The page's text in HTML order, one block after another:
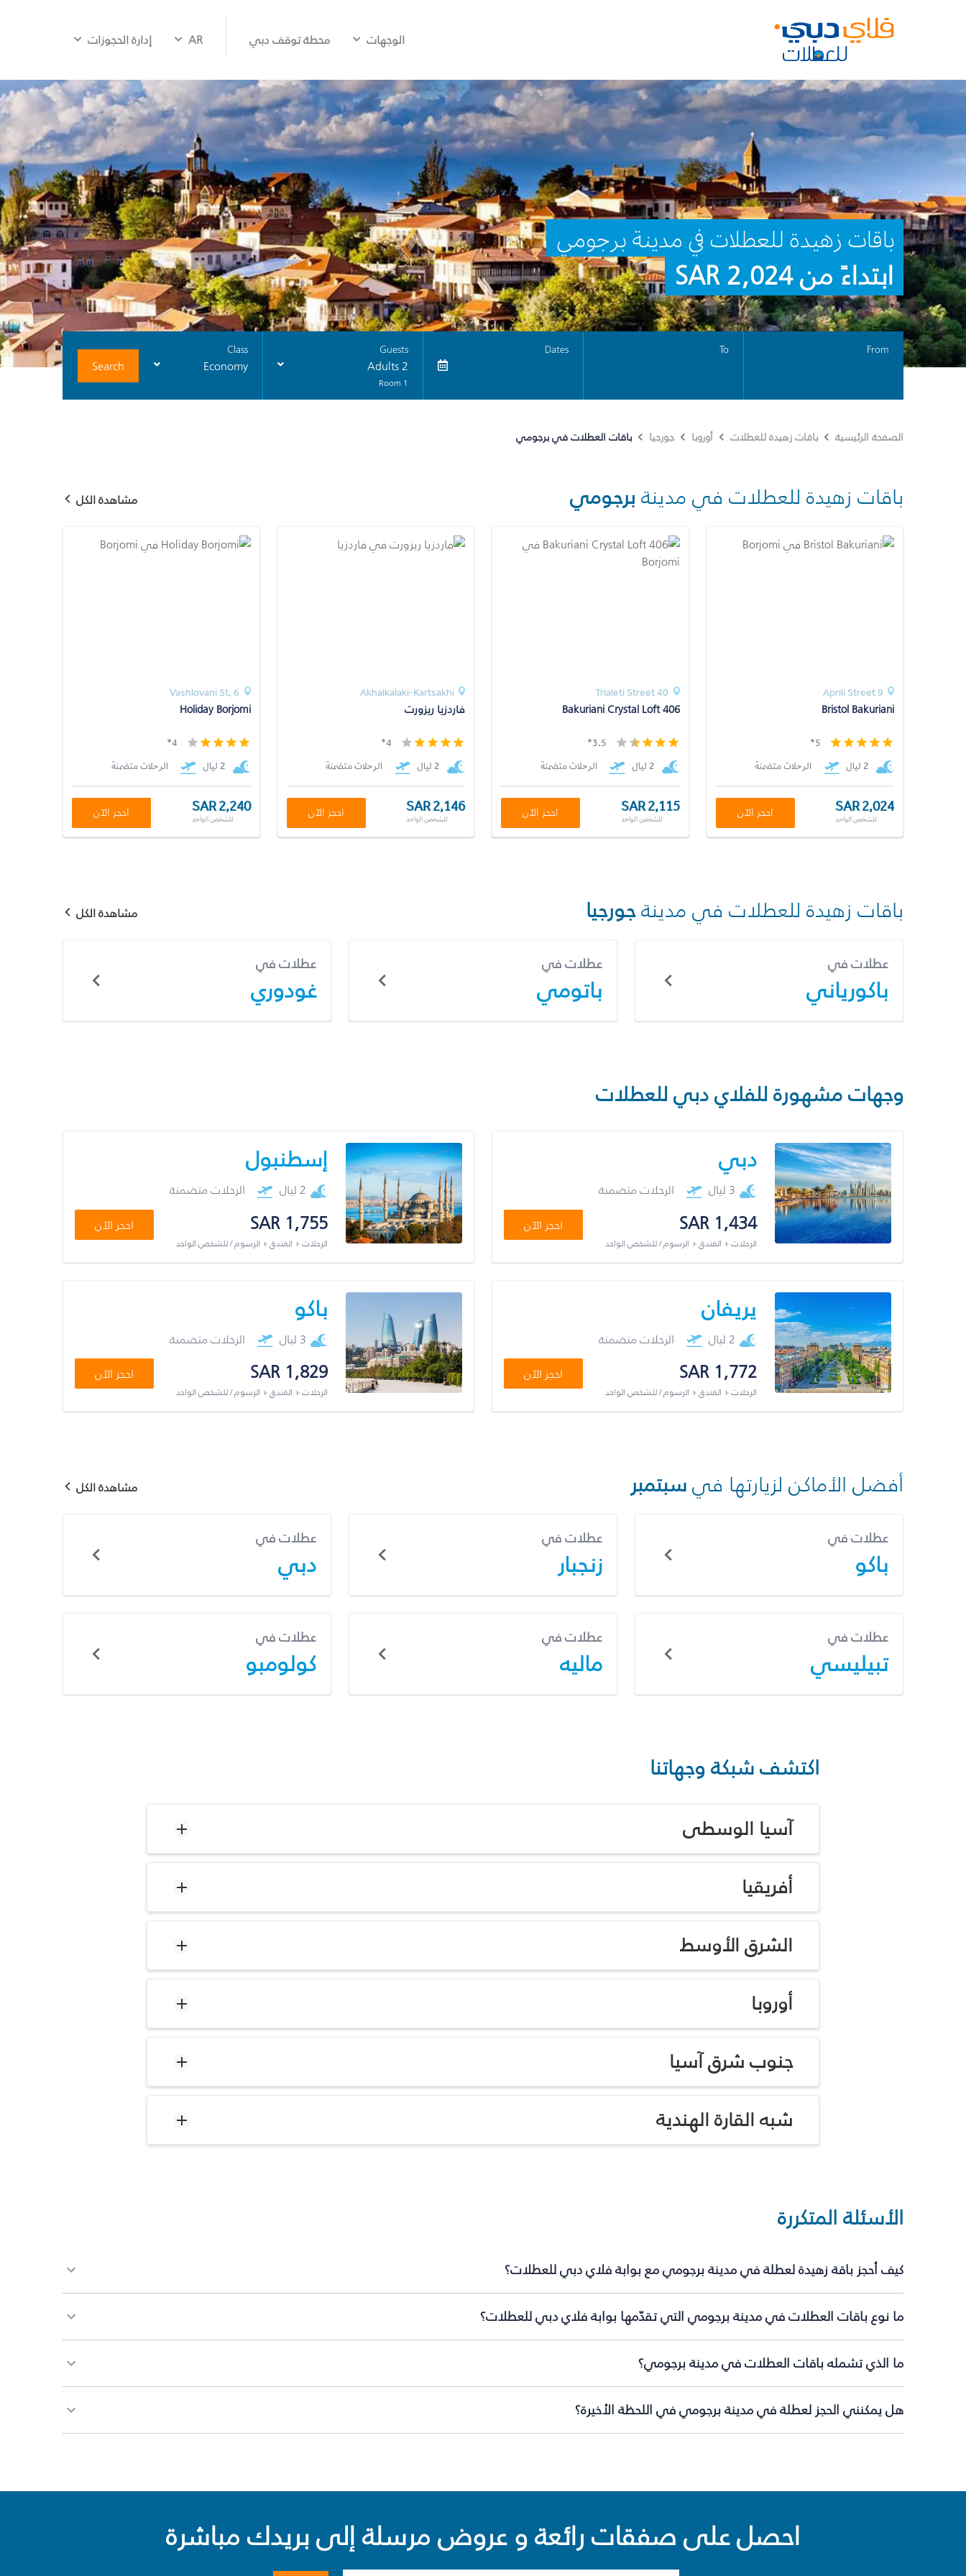
الوجهات محطة توقف دبي AR إدارة الحجوزات
باقات زهيدة للعطلات في مدينة برجومي
ابتداءً من 2,024 SAR
From
To
Dates
Guests
2 Adults
1 Room
Class
Economy
Search
الصفحة الرئيسية باقات زهيدة للعطلات أوروبا جورجيا باقات العطلات في برجومي
باقات زهيدة للعطلات في مدينة برجومي مشاهدة الكل
9 Aprili Street
Bristol Bakuriani
5*
2 ليال
الرحلات متضمنة
SAR 2,024
للشخص الواحد احجز الآن
40 Trialeti Street
Bakuriani Crystal Loft 406
3.5*
2 ليال
الرحلات متضمنة
SAR 2,115
للشخص الواحد احجز الآن
Akhalkalaki-Kartsakhi
فاردزيا ريزورت
4*
2 ليال
الرحلات متضمنة
SAR 2,146
للشخص الواحد احجز الآن
Vashlovani St, 6
Holiday Borjomi
4*
2 ليال
الرحلات متضمنة
SAR 2,240
للشخص الواحد احجز الآن
باقات زهيدة للعطلات في مدينةجورجيا مشاهدة الكل
عطلات في
باكورياني
عطلات في
باتومي
عطلات في
غودوري
وجهات مشهورة للفلاي دبي للعطلات
دبي
3 ليال الرحلات متضمنة
SAR 1,434
الرحلات + الفندق + الرسوم / للشخص الواحد
احجز الآن
إسطنبول
2 ليال الرحلات متضمنة
SAR 1,755
الرحلات + الفندق + الرسوم / للشخص الواحد
احجز الآن
يريفان
2 ليال الرحلات متضمنة
SAR 1,772
الرحلات + الفندق + الرسوم / للشخص الواحد
احجز الآن
باكو
3 ليال الرحلات متضمنة
SAR 1,829
الرحلات + الفندق + الرسوم / للشخص الواحد
احجز الآن
أفضل الأماكن لزيارتها فيسبتمبر مشاهدة الكل
عطلات في
باكو
عطلات في
زنجبار
عطلات في
دبي
عطلات في
تبيليسي
عطلات في
ماليه
عطلات في
كولومبو
اكتشف شبكة وجهاتنا
آسيا الوسطى
أفريقيا
الشرق الأوسط
أوروبا
جنوب شرق آسيا
شبه القارة الهندية
الأسئلة المتكررة
كيف أحجز باقة زهيدة لعطلة في مدينة برجومي مع بوابة فلاي دبي للعطلات؟
ما نوع باقات العطلات في مدينة برجومي التي تقدّمها بوابة فلاي دبي للعطلات؟
ما الذي تشمله باقات العطلات في مدينة برجومي؟
هل يمكنني الحجز لعطلة في مدينة برجومي في اللحظة الأخيرة؟
احصل على صفقات رائعة و عروض مرسلة إلى بريدك مباشرة